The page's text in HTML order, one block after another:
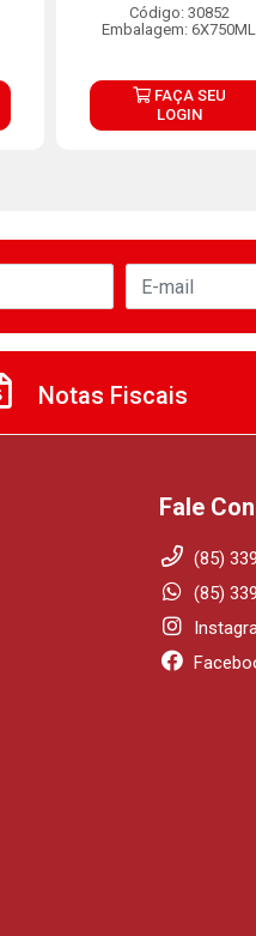
Código: 30852
Embalagem: 6X750ML
FAÇA SEU
LOGIN
Notas Fiscais
Fale
(85)
(85)